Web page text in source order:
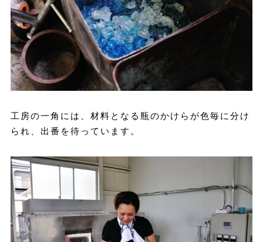
工房の一角には、材料となる瓶のかけらが色毎に分け
られ、出番を待っています。